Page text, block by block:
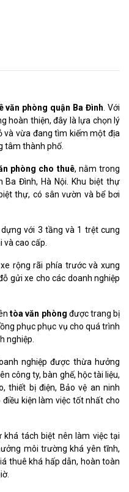
văn phòng quận Ba Đình . Với
hoàn thiện, đây là lựa chọn lý
và vừa đang tìm kiếm một địa
tâm thành phố.
phòng cho thuê, nằm trong
Ba Đình, Hà Nội. Khu biệt thự
thự, có sân vườn và bể bơi
với 3 tầng và 1 trệt cung
cao cấp.
rộng rãi phía trước và xung
gửi xe cho các doanh nghiệp
tòa văn phòng được trang bị
phục phục vụ cho quá trình
nghiệp.
nghiệp được thừa hưởng
công ty, bàn ghế, hộc tài liệu,
thiết bị điện, Bảo vệ an ninh
kiện làm việc tốt nhất cho
tách biệt nên làm việc tại
môi trường khá yên tĩnh,
thuê khá hấp dẫn, hoàn toàn